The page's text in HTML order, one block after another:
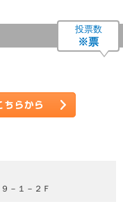
投票数
※票
－１－２Ｆ